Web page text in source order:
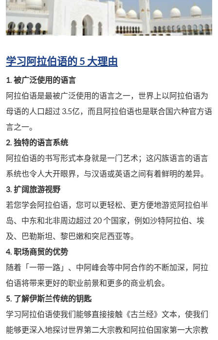
学习阿拉伯语的 5 大理由
1. 被广泛使用的语言
阿拉伯语是最被广泛使用的语言之一，世界上以阿拉伯语为
母语的人口超过 3.5亿，而且阿拉伯语也是联合国六种官方语
言之一。
2. 独特的语言系统
阿拉伯语的书写形式本身就是一门艺术；这闪族语言的语言
系统也令人大开眼界，与汉语或英语之间有着鲜明的差异。
3. 扩阔旅游视野
若您学会阿拉伯语，您可以更轻松、更方便地游览阿拉伯半
岛、中东和北非周边超过 20 个国家，例如沙特阿拉伯、埃
及、巴勒斯坦、黎巴嫩和突尼西亚等。
4. 职场商贸的优势
随着「一带一路」、中阿峰会等中阿合作的不断加深，阿拉
伯语将带来更好的职业前景和更多的商业机会。
5. 了解伊斯兰传统的钥匙
学习阿拉伯语使我们能够直接接触《古兰经》文本，使我们
能够更深入地探讨世界第二大宗教和阿拉伯国家第一大宗教